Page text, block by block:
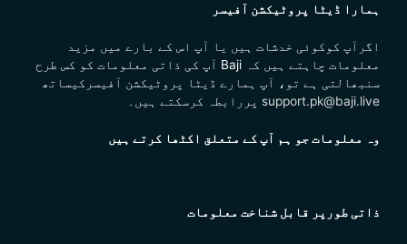
ہمارا ڈیٹا پروٹیکشن آفیسر
اگرآپ کوکوئی خدشات ہیں یا آپ اس کے بارے میں مزید
معلومات چاہتے ہیں کہ Baji آپ کی ذاتی معلومات کو کس طرح
سنبھالتی ہے تو، آپ ہمارے ڈیٹا پروٹیکشن آفیسرکیساتھ
support.pk@baji.live پررابطہ کرسکتے ہیں۔
وہ معلومات جو ہم آپ کے متعلق اکٹھا کرتے ہیں
ذاتی طورپر قابل شناخت معلومات